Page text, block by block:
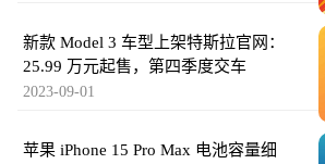
新款 Model 3 车型上架特斯拉官网：
25.99 万元起售，第四季度交车
2023-09-01
苹果 iPhone 15 Pro Max 电池容量细